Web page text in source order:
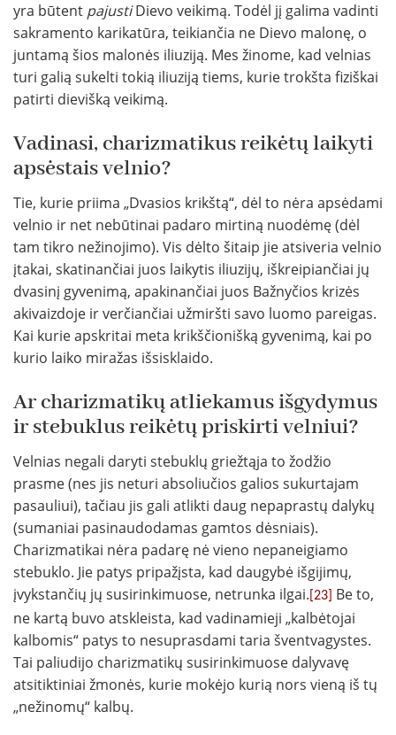
yra būtent pajustiDievo veikimą. Todėl jį galima vadinti
sakramento karikatūra, teikiančia ne Dievo malonę, o
juntamą šios malonės iliuziją. Mes žinome, kad velnias
turi galią sukelti tokią iliuziją tiems, kurie trokšta fiziškai
patirti dievišką veikimą.
Vadinasi, charizmatikus reikėtų laikyti
apsėstais velnio?
Tie, kurie priima „Dvasios krikštą“, dėl to nėra apsėdami
velnio ir net nebūtinai padaro mirtiną nuodėmę (dėl
tam tikro nežinojimo). Vis dėlto šitaip jie atsiveria velnio
įtakai, skatinančiai juos laikytis iliuzijų, iškreipiančiai jų
dvasinį gyvenimą, apakinančiai juos Bažnyčios krizės
akivaizdoje ir verčiančiai užmiršti savo luomo pareigas.
Kai kurie apskritai meta krikščionišką gyvenimą, kai po
kurio laiko miražas išsisklaido.
Ar charizmatikų atliekamus išgydymus
ir stebuklus reikėtų priskirti velniui?
Velnias negali daryti stebuklų griežtąja to žodžio
prasme (nes jis neturi absoliučios galios sukurtajam
pasauliui), tačiau jis gali atlikti daug nepaprastų dalykų
(sumaniai pasinaudodamas gamtos dėsniais).
Charizmatikai nėra padarę nė vieno nepaneigiamo
stebuklo. Jie patys pripažįsta, kad daugybė išgijimų,
įvykstančių jų susirinkimuose, netrunka ilgai. [23]
Be to,
ne kartą buvo atskleista, kad vadinamieji „kalbėtojai
kalbomis“ patys to nesuprasdami taria šventvagystes.
Tai paliudijo charizmatikų susirinkimuose dalyvavę
atsitiktiniai žmonės, kurie mokėjo kurią nors vieną iš tų
„nežinomų“ kalbų.